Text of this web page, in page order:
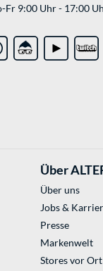
Fr 9:00 Uhr - 17:00
Über
Über uns
Jobs &
Presse
Markenwelt
Stores vor Ort